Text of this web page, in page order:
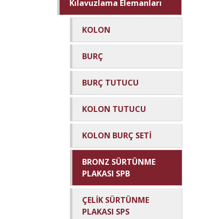
Kılavuzlama Elemanları
KOLON
BURÇ
BURÇ TUTUCU
KOLON TUTUCU
KOLON BURÇ SETİ
BRONZ SÜRTÜNME
PLAKASI SPB
ÇELİK SÜRTÜNME
PLAKASI SPS